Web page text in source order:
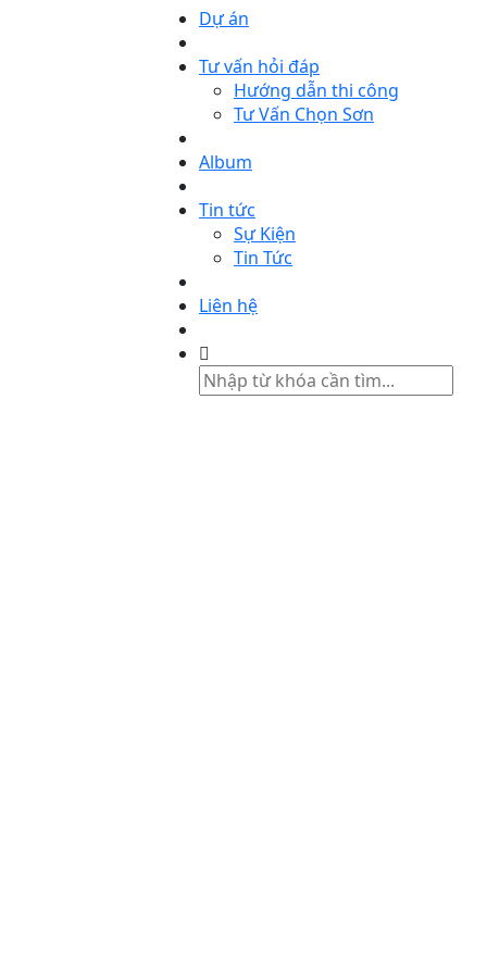
Dự án
Tư vấn hỏi đáp
Hướng dẫn thi công
Tư Vấn Chọn Sơn
Album
Tin tức
Sự Kiện
Tin Tức
Liên hệ